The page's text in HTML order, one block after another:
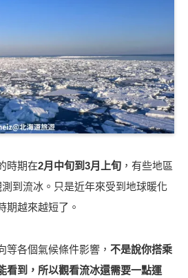
時期在2月中旬到3月上旬 ，有些地區
到流冰。只是近年來受到地球暖化
期越來越短了。
等各個氣候條件影響， 不是說你搭乘
看到，所以觀看流冰還需要一點運